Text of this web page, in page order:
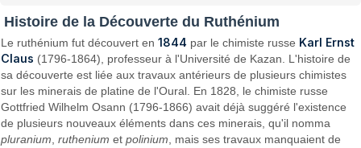
Histoire de la Découverte du Ruthénium
Le ruthénium fut découvert en1844 par le chimiste russe Karl Ernst
Claus (1796-1864), professeur à l'Université de Kazan. L'histoire de
sa découverte est liée aux travaux antérieurs de plusieurs chimistes
sur les minerais de platine de l'Oural. En 1828, le chimiste russe
Gottfried Wilhelm Osann (1796-1866) avait déjà suggéré l'existence
de plusieurs nouveaux éléments dans ces minerais, qu'il nomma
pluranium ,ruthenium etpolinium , mais ses travaux manquaient de